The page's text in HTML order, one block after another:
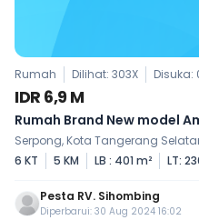
Rumah Dilihat: 303X Disuka:
IDR 6,9 M
Rumah Brand New model
Serpong, Kota Tangerang
6 KT
5 KM LB : 401 m² LT:
Pesta RV. Sihombing
Diperbarui: 30 Aug 2024 16:02